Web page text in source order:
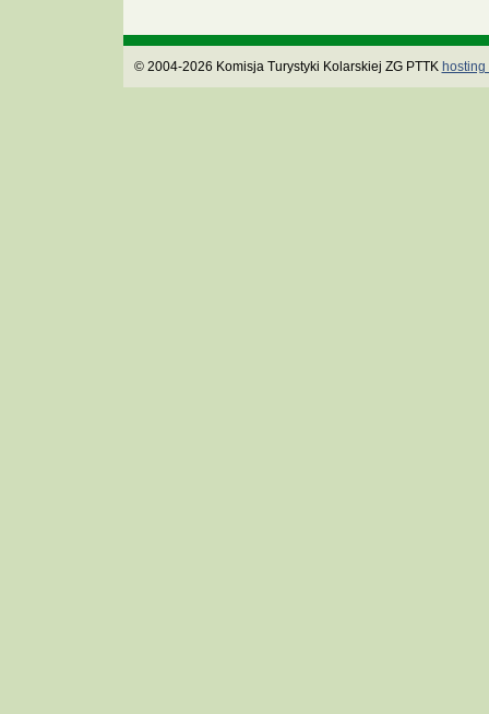
© 2004-2026 Komisja Turystyki Kolarskiej ZG PTTK hosting